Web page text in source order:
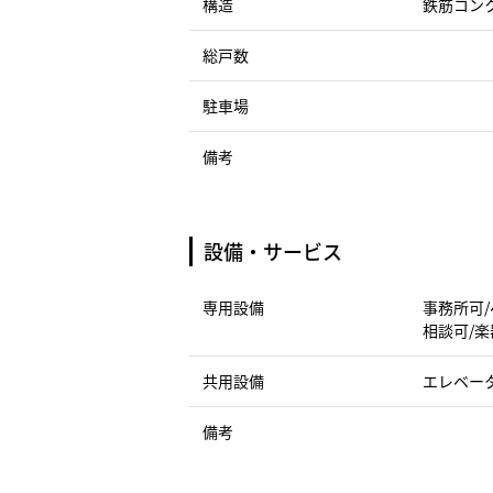
構造 鉄筋コン
総戸数
駐車場
備考
設備・サービス
専用設備
事務所可
相談可/
共用設備 エレベー
備考